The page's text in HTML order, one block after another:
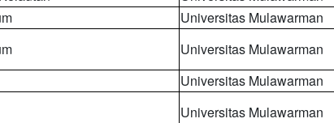
Universitas Mulawarman
Universitas Mulawarman
Universitas Mulawarman
Universitas Mulawarman